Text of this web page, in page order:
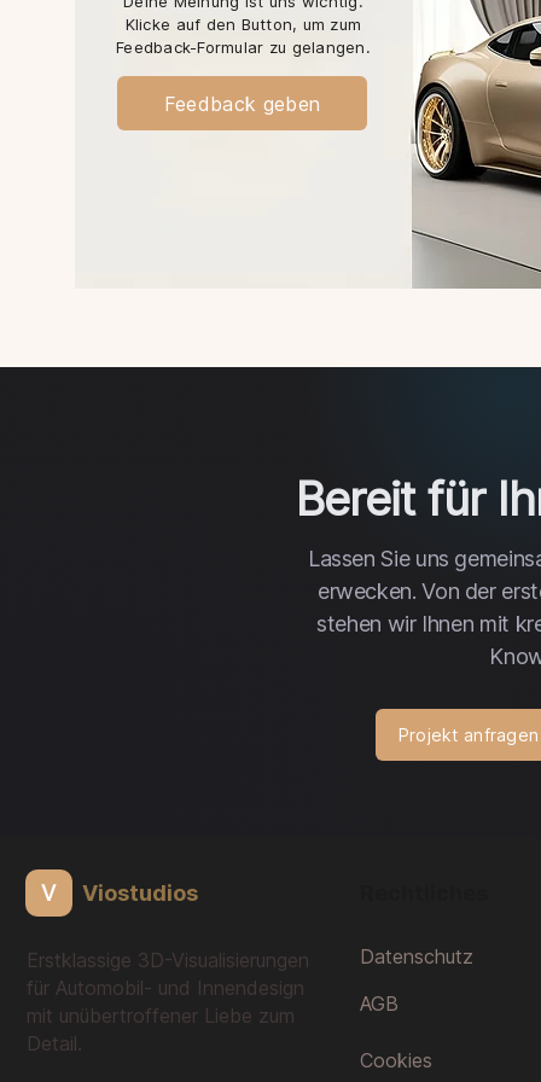
Klicke auf den Button, um zum
Feedback-Formular zu gelangen.
Feedback geben
Bereit für
Lassen Sie uns
erwecken. Von der
stehen wir Ihnen mit
Projekt anfragen
V Viostudios
Erstklassige 3D-Visualisierungen
für Automobil- und Innendesign
mit unübertroffener Liebe zum
Detail.
Datenschutz
AGB
Cookies